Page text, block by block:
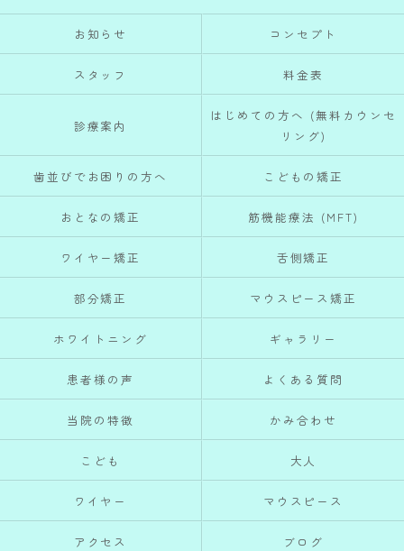
お知らせ コンセプト
スタッフ 料金表
診療案内
はじめての方へ (無料カウンセ
リング)
歯並びでお困りの方へ こどもの矯正
おとなの矯正 筋機能療法 (MFT)
ワイヤー矯正 舌側矯正
部分矯正 マウスピース矯正
ホワイトニング ギャラリー
患者様の声 よくある質問
当院の特徴 かみ合わせ
こども 大人
ワイヤー マウスピース
アクセス ブログ